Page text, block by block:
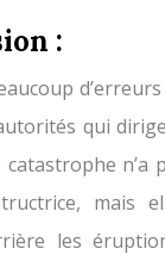
:
qui
catastrophe n’a
mais
les